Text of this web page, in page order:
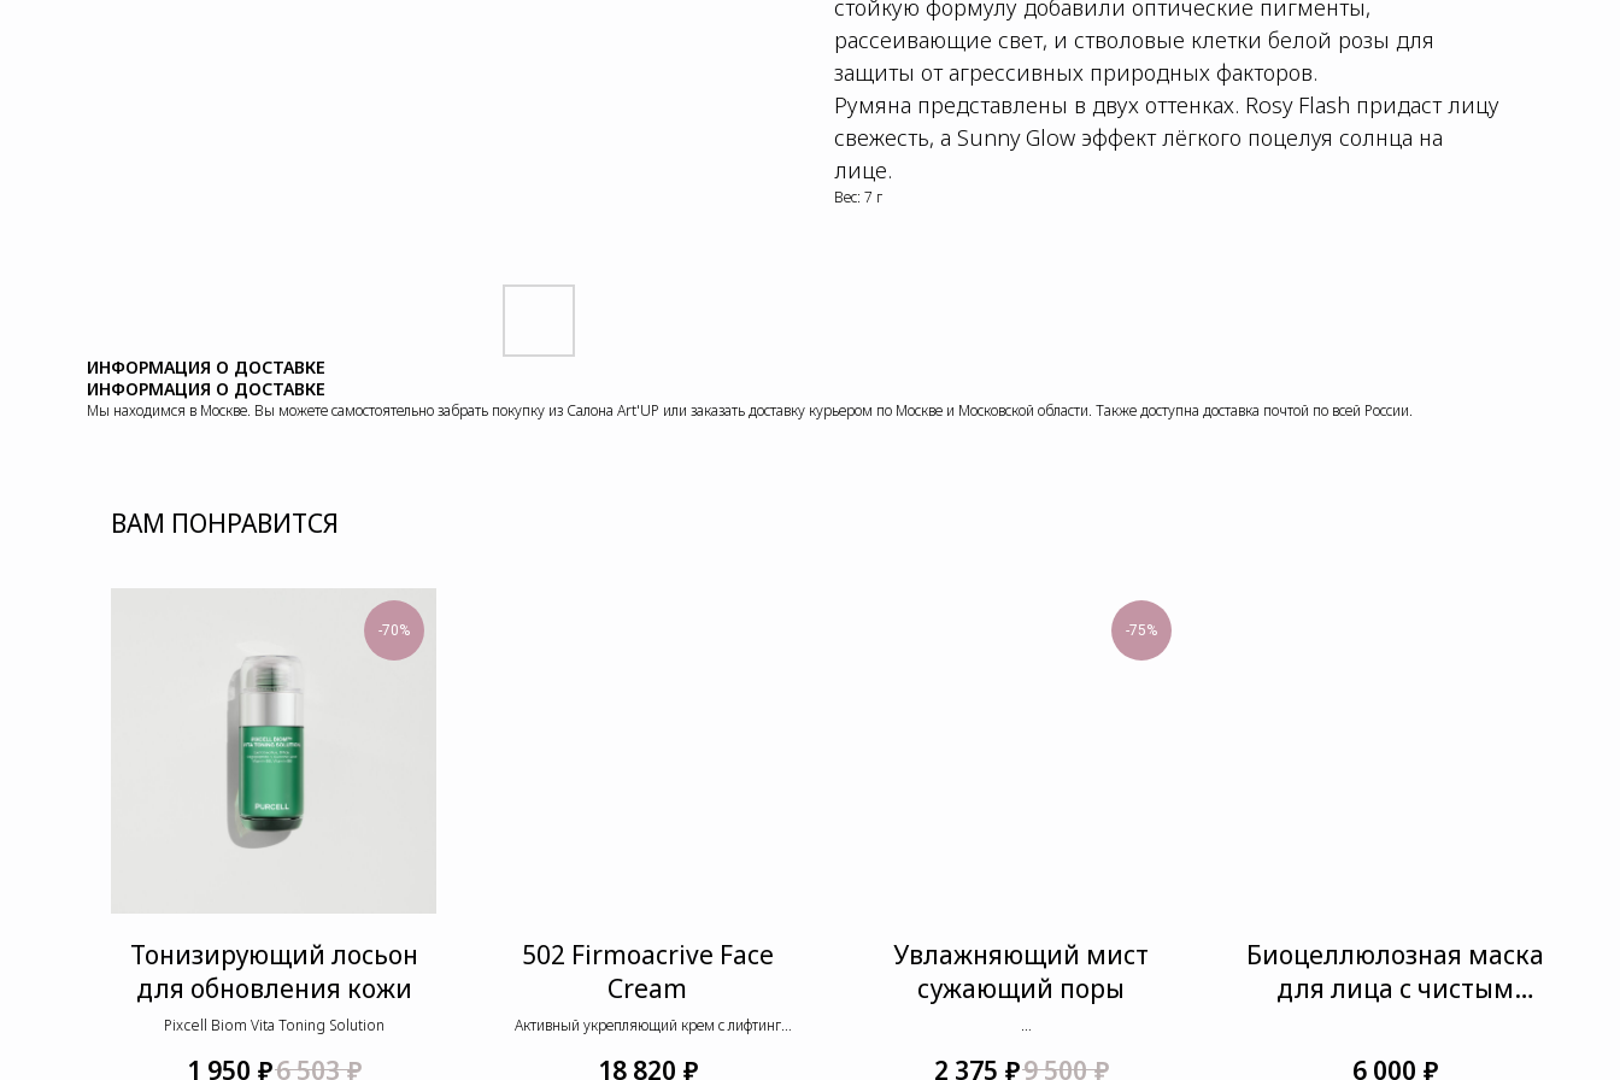
стойкую формулу добавили оптические пигменты,
рассеивающие свет, и стволовые клетки белой розы для
защиты от агрессивных природных факторов.
Румяна представлены в двух оттенках. Rosy Flash придаст лицу
свежесть, а Sunny Glow эффект лёгкого поцелуя солнца на
лице.
Вес: 7 г
ИНФОРМАЦИЯ О ДОСТАВКЕ
ИНФОРМАЦИЯ О ДОСТАВКЕ
Мы находимся в Москве. Вы можете самостоятельно забрать покупку из Салона Art'UP или заказать доставку курьером по Москве и Московской области. Также доступна доставка почтой по всей России.
ВАМ ПОНРАВИТСЯ
-70%
Тонизирующий лосьон
для обновления кожи
Pixcell Biom Vita Toning Solution
1 950 ₽6 503 ₽
502 Firmoacrive Face
Cream
Активный укрепляющий крем с лифтинг
18 820 ₽
-75%
Увлажняющий мист
сужающий поры
Pixcell biom
2 375 ₽9 500 ₽
Биоцеллюлозная маска
для лица с чистым
эффектом лифтинга и
6 000 ₽